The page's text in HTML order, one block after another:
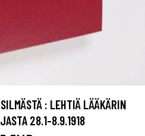
: LEHTIÄ LÄÄKÄRIN
28.1-8.9.1918